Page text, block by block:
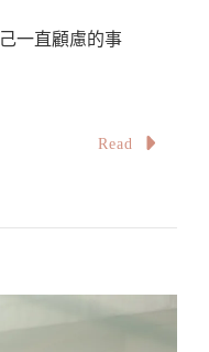
一直顧慮的事
Read